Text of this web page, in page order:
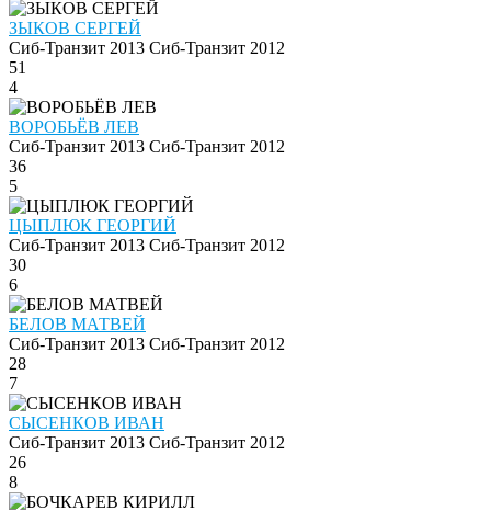
ЗЫКОВ СЕРГЕЙ
Сиб-Транзит 2013 Сиб-Транзит 2012
51
4
ВОРОБЬЁВ ЛЕВ
Сиб-Транзит 2013 Сиб-Транзит 2012
36
5
ЦЫПЛЮК ГЕОРГИЙ
Сиб-Транзит 2013 Сиб-Транзит 2012
30
6
БЕЛОВ МАТВЕЙ
Сиб-Транзит 2013 Сиб-Транзит 2012
28
7
СЫСЕНКОВ ИВАН
Сиб-Транзит 2013 Сиб-Транзит 2012
26
8